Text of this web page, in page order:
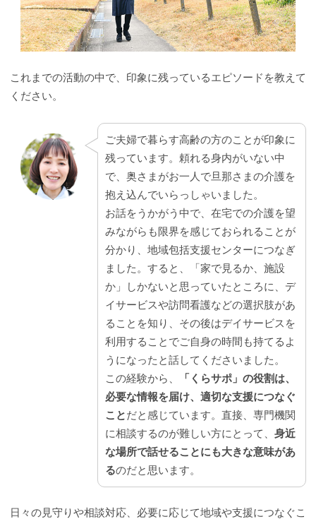
これまでの活動の中で、印象に残っているエピソードを教えて
ください。
ご夫婦で暮らす高齢の方のことが印象に
残っています。頼れる身内がいない中
で、奥さまがお一人で旦那さまの介護を
抱え込んでいらっしゃいました。
お話をうかがう中で、在宅での介護を望
みながらも限界を感じておられることが
分かり、地域包括支援センターにつなぎ
ました。すると、「家で見るか、施設
か」しかないと思っていたところに、デ
イサービスや訪問看護などの選択肢があ
ることを知り、その後はデイサービスを
利用することでご自身の時間も持てるよ
うになったと話してくださいました。
この経験から、
「くらサポ」の役割は、
必要な情報を届け、適切な支援につなぐ
ことだと感じています。直接、専門機関
に相談するのが難しい方にとって、 身近
な場所で話せることにも大きな意味があ
るのだと思います。
日々の見守りや相談対応、必要に応じて地域や支援につなぐこ